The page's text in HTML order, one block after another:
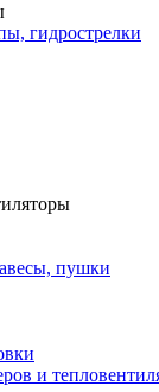
гидрострелки
пушки
и